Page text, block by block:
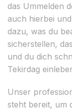
das Ummelden
auch hierbei
dazu, was du
sicherstellen,
und du dich
Tekirdag
Unser
steht bereit, um